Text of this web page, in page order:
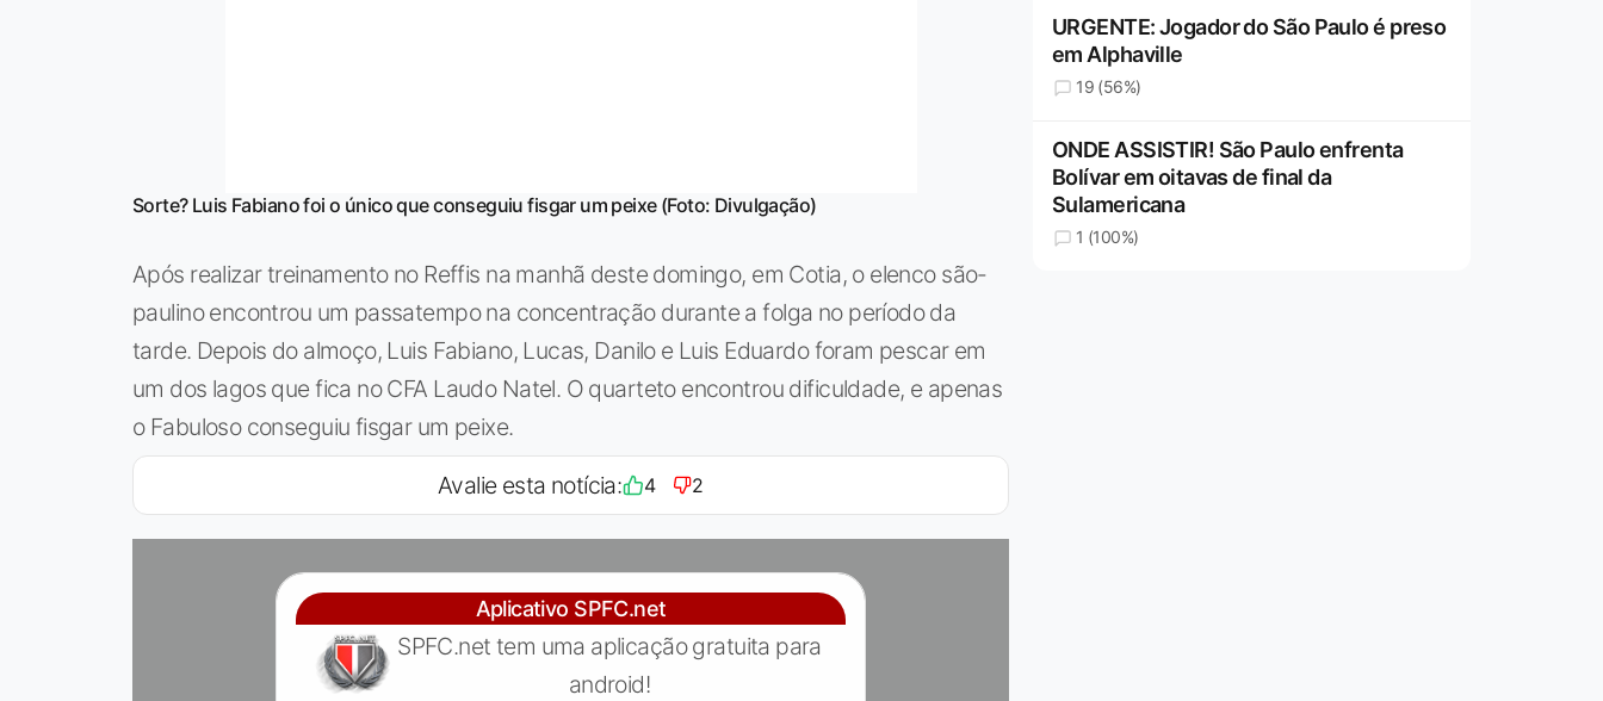
Sorte? Luis Fabiano foi o único que conseguiu fisgar um peixe (Foto: Divulgação)
Após realizar treinamento no Reffis na manhã deste domingo, em Cotia, o elenco são-
paulino encontrou um passatempo na concentração durante a folga no período da
tarde. Depois do almoço, Luis Fabiano, Lucas, Danilo e Luis Eduardo foram pescar em
um dos lagos que fica no CFA Laudo Natel. O quarteto encontrou dificuldade, e apenas
o Fabuloso conseguiu fisgar um peixe.
Avalie esta notícia: 4 2
Aplicativo SPFC.net
SPFC.net tem uma aplicação gratuita para
android!
URGENTE: Jogador do São Paulo é preso
em Alphaville
19 (56%)
ONDE ASSISTIR! São Paulo enfrenta
Bolívar em oitavas de final da
Sulamericana
1 (100%)